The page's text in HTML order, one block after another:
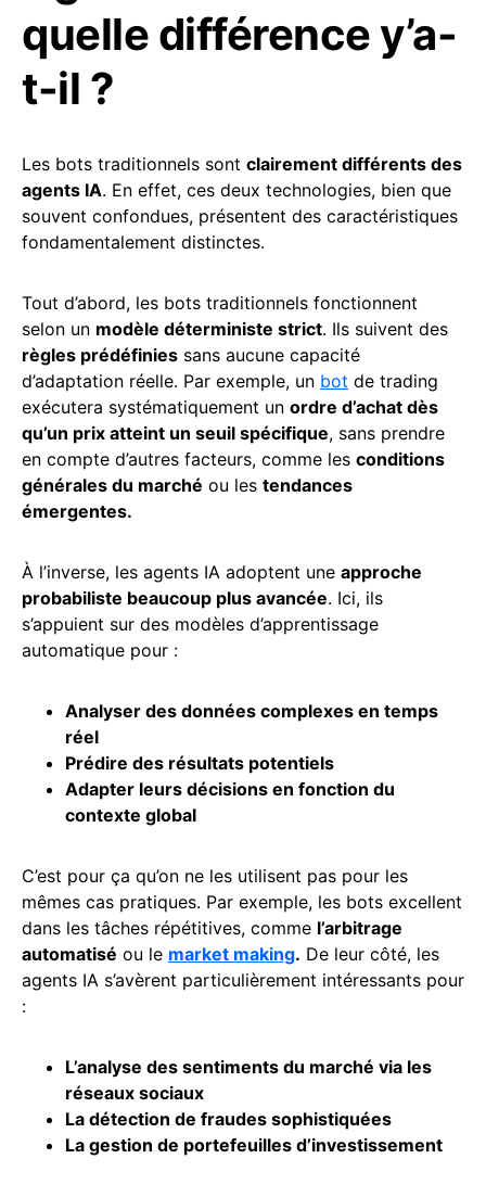
quelle différence y’a-
t-il ?
Les bots traditionnels sont clairement différents des
agents IA. En effet, ces deux technologies, bien que
souvent confondues, présentent des caractéristiques
fondamentalement distinctes.
Tout d’abord, les bots traditionnels fonctionnent
selon un modèle déterministe strict. Ils suivent des
règles prédéfinies sans aucune capacité
d’adaptation réelle. Par exemple, un bot de trading
exécutera systématiquement un ordre d’achat dès
qu’un prix atteint un seuil spécifique, sans prendre
en compte d’autres facteurs, comme les conditions
générales du marché ou les tendances
émergentes.
À l’inverse, les agents IA adoptent une approche
probabiliste beaucoup plus avancée. Ici, ils
s’appuient sur des modèles d’apprentissage
automatique pour :
Analyser des données complexes en temps
réel
Prédire des résultats potentiels
Adapter leurs décisions en fonction du
contexte global
C’est pour ça qu’on ne les utilisent pas pour les
mêmes cas pratiques. Par exemple, les bots excellent
dans les tâches répétitives, comme l’arbitrage
automatisé ou le market making. De leur côté, les
agents IA s’avèrent particulièrement intéressants pour
:
L’analyse des sentiments du marché via les
réseaux sociaux
La détection de fraudes sophistiquées
La gestion de portefeuilles d’investissement